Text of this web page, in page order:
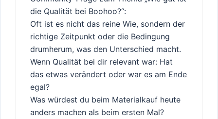
die Qualität bei Boohoo?“:
Oft ist es nicht das reine Wie, sondern der
richtige Zeitpunkt oder die Bedingung
drumherum, was den Unterschied macht.
Wenn Qualität bei dir relevant war: Hat
das etwas verändert oder war es am Ende
egal?
Was würdest du beim Materialkauf heute
anders machen als beim ersten Mal?